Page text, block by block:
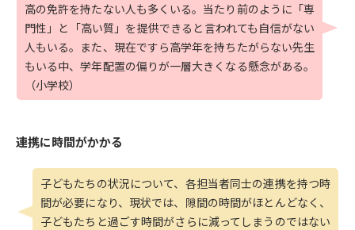
高の免許を持たない人も多くいる。当たり前のように「専
門性」と「高い質」を提供できると言われても自信がない
人もいる。また、現在ですら高学年を持ちたがらない先生
もいる中、学年配置の偏りが一層大きくなる懸念がある。
（小学校）
連携に時間がかかる
子どもたちの状況について、各担当者同士の連携を持つ時
間が必要になり、現状では、隙間の時間がほとんどなく、
子どもたちと過ごす時間がさらに減ってしまうのではない